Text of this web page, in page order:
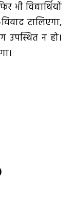
विद्यार्थियों
टालिएगा,
न हो।